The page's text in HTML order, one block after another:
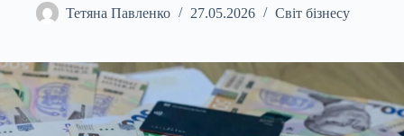
Тетяна Павленко 27.05.2026 Світ бізнесу